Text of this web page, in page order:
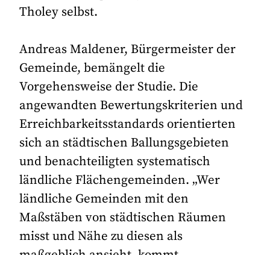
Tholey selbst.
Andreas Maldener, Bürgermeister der
Gemeinde, bemängelt die
Vorgehensweise der Studie. Die
angewandten Bewertungskriterien und
Erreichbarkeitsstandards orientierten
sich an städtischen Ballungsgebieten
und benachteiligten systematisch
ländliche Flächengemeinden. „Wer
ländliche Gemeinden mit den
Maßstäben von städtischen Räumen
misst und Nähe zu diesen als